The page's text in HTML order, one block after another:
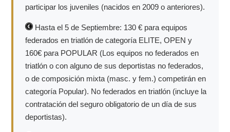
participar los juveniles (nacidos en 2009 o anteriores).
Hasta el 5 de Septiembre: 130 € para equipos
federados en triatlón de categoría ELITE, OPEN y
160€ para POPULAR (Los equipos no federados en
triatlón o con alguno de sus deportistas no federados,
o de composición mixta (masc. y fem.) competirán en
categoría Popular). No federados en triatlón (incluye la
contratación del seguro obligatorio de un día de sus
deportistas).